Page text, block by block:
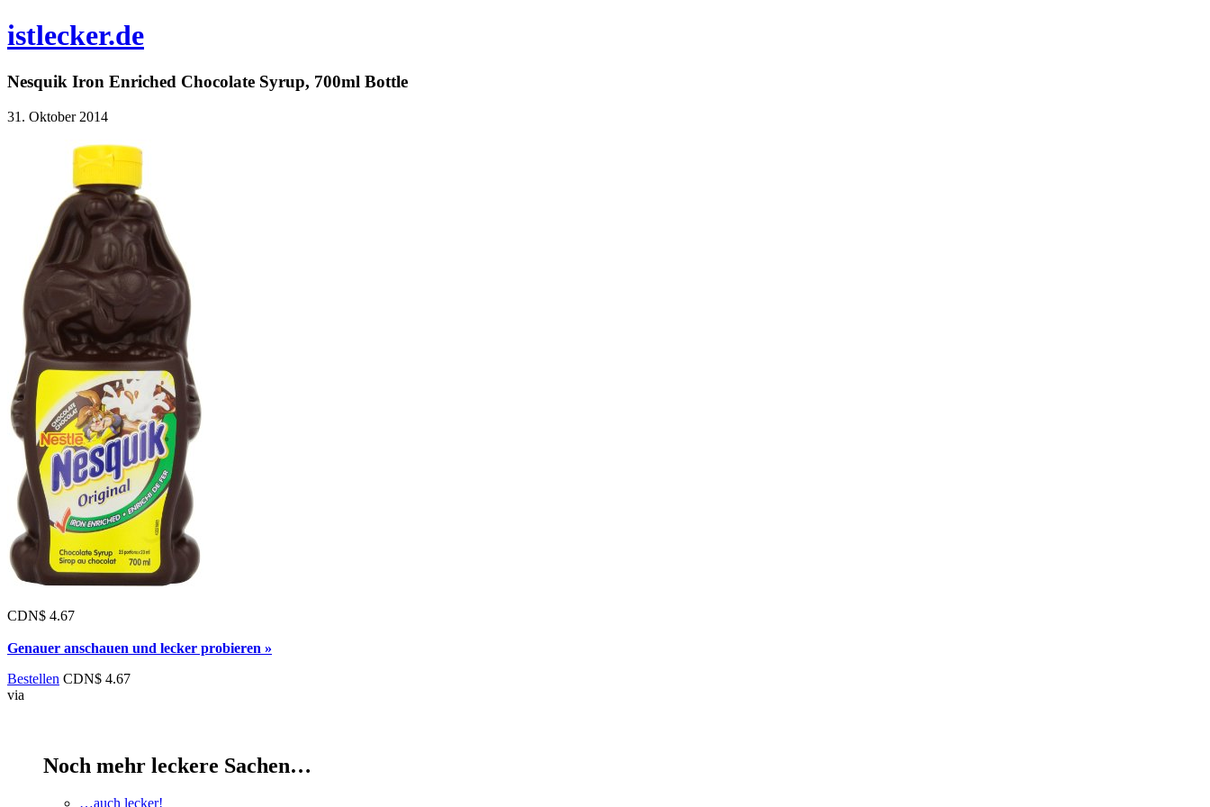
istlecker.de
Nesquik Iron Enriched Chocolate Syrup, 700ml Bottle
31. Oktober 2014
CDN$ 4.67
Genauer anschauen und lecker probieren »
Bestellen CDN$ 4.67
via
Noch mehr leckere Sachen…
…auch lecker!